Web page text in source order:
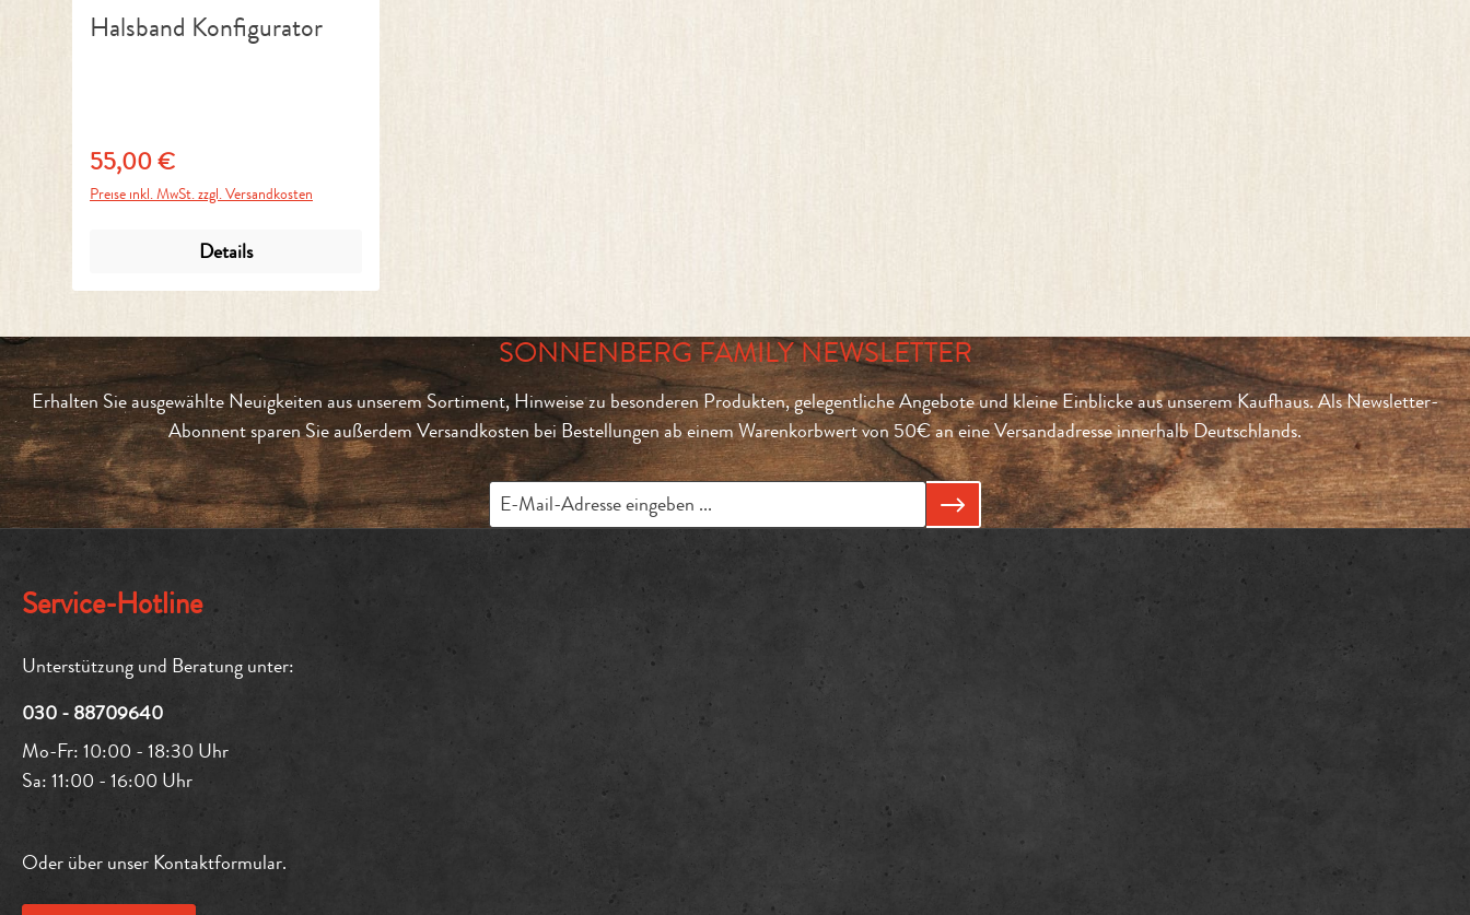
Halsband Konfigurator
Regulärer Preis:
55,00 €
Preise inkl. MwSt. zzgl. Versandkosten
Details
SONNENBERG FAMILY NEWSLETTER
Erhalten Sie ausgewählte Neuigkeiten aus unserem Sortiment, Hinweise zu besonderen Produkten, gelegentliche Angebote und kleine Einblicke aus unserem Kaufhaus. Als Newsletter-
Abonnent sparen Sie außerdem Versandkosten bei Bestellungen ab einem Warenkorbwert von 50€ an eine Versandadresse innerhalb Deutschlands.
Service-Hotline
Unterstützung und Beratung unter:
030 - 88709640
Mo-Fr: 10:00 - 18:30 Uhr
Sa: 11:00 - 16:00 Uhr
Oder über unserKontaktformular.